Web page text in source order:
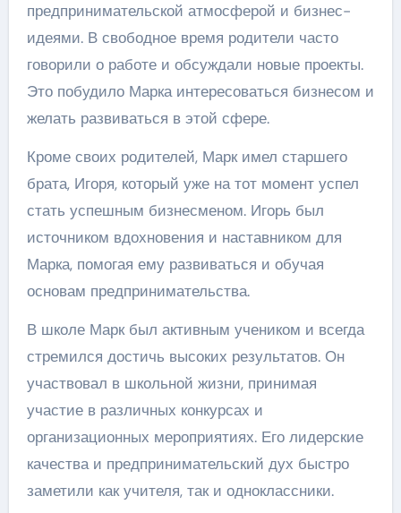
предпринимательской атмосферой и бизнес-
идеями. В свободное время родители часто
говорили о работе и обсуждали новые проекты.
Это побудило Марка интересоваться бизнесом и
желать развиваться в этой сфере.
Кроме своих родителей, Марк имел старшего
брата, Игоря, который уже на тот момент успел
стать успешным бизнесменом. Игорь был
источником вдохновения и наставником для
Марка, помогая ему развиваться и обучая
основам предпринимательства.
В школе Марк был активным учеником и всегда
стремился достичь высоких результатов. Он
участвовал в школьной жизни, принимая
участие в различных конкурсах и
организационных мероприятиях. Его лидерские
качества и предпринимательский дух быстро
заметили как учителя, так и одноклассники.